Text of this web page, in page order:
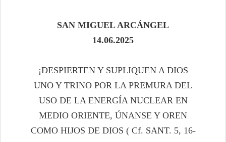
SAN MIGUEL ARCÁNGEL
14.06.2025
¡DESPIERTEN Y SUPLIQUEN A DIOS
UNO Y TRINO POR LA PREMURA DEL
USO DE LA ENERGÍA NUCLEAR EN
MEDIO ORIENTE, ÚNANSE Y OREN
COMO HIJOS DE DIOS ( Cf. SANT. 5, 16-